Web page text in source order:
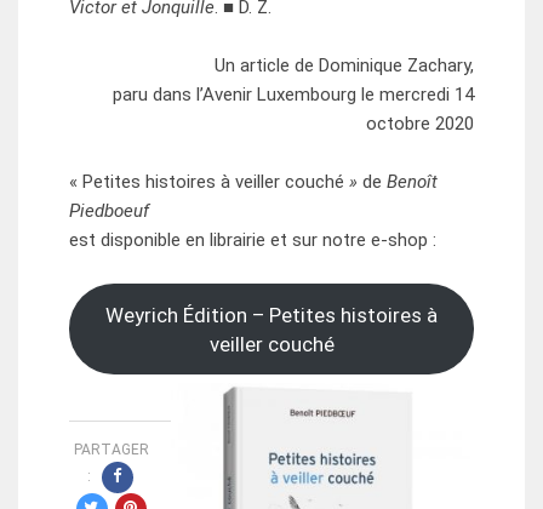
Victor et Jonquille. ■ D. Z.
Un article de Dominique Zachary,
paru dans l’Avenir Luxembourg le mercredi 14
octobre 2020
« Petites histoires à veiller couché » de Benoît
Piedboeuf
est disponible en librairie et sur notre e-shop :
Weyrich Édition – Petites histoires à
veiller couché
PARTAGER
: